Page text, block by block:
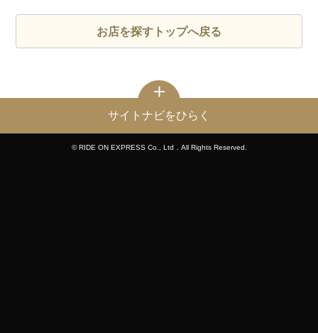
お店を探すトップへ戻る
サイトナビをひらく
© RIDE ON EXPRESS Co., Ltd．All Rights Reserved.